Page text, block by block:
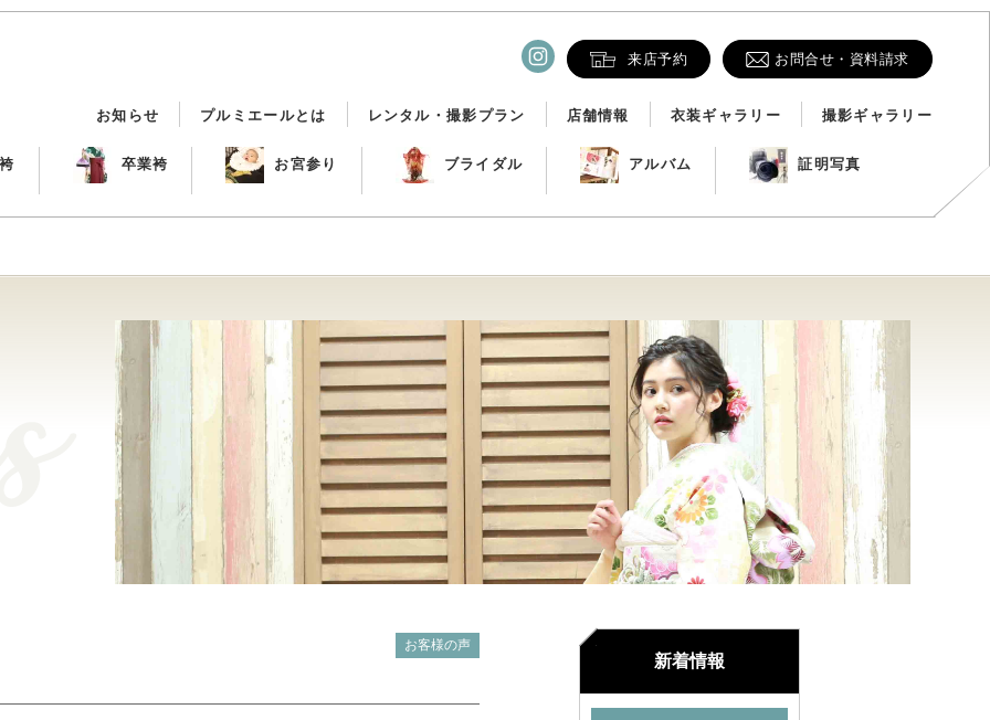
来店予約 お問合せ・資料請求
お知らせ プルミエールとは レンタル・撮影プラン 店舗情報 衣装ギャラリー 撮影ギャラリー
卒業袴 お宮参り ブライダル アルバム 証明写真
お客様の声
新着情報